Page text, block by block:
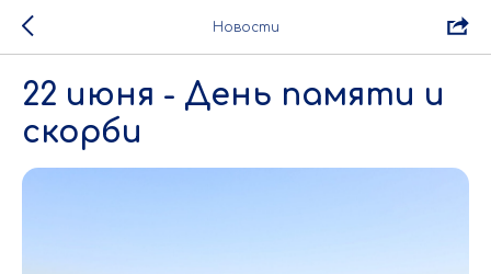
Новости
22 июня - День памяти и
скорби